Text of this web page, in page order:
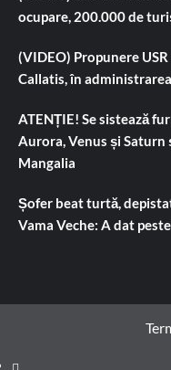
ocupare, 200.000 de
(VIDEO) Propunere
Callatis, în
ATENȚIE! Se sistează
Aurora, Venus și
Mangalia
Șofer beat turtă,
Vama Veche: A dat
Prima